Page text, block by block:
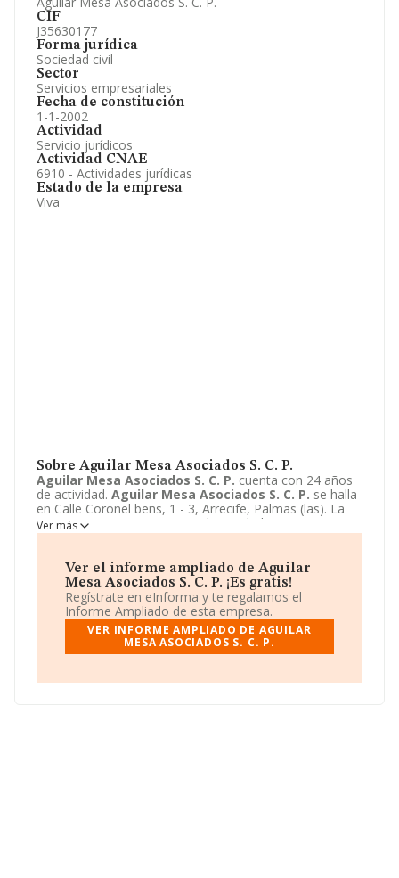
CIF
J35630177
Forma jurídica
Sociedad civil
Sector
Servicios empresariales
Fecha de constitución
1-1-2002
Actividad
Servicio jurídicos
Actividad CNAE
6910 - Actividades jurídicas
Estado de la empresa
Viva
Sobre Aguilar Mesa Asociados S. C. P.
Aguilar Mesa Asociados S. C. P. cuenta con 24 años
de actividad. Aguilar Mesa Asociados S. C. P. se halla
en Calle Coronel bens, 1 - 3, Arrecife, Palmas (las). La
empresa enmarca su principal actividad CNAE como
6910 - Actividades jurídicas.Aguilar Mesa Asociados
Ver más
Ver el informe ampliado de Aguilar
Mesa Asociados S. C. P. ¡Es gratis!
Regístrate en eInforma y te regalamos el
Informe Ampliado de esta empresa.
VER INFORME AMPLIADO DE AGUILAR
MESA ASOCIADOS S. C. P.